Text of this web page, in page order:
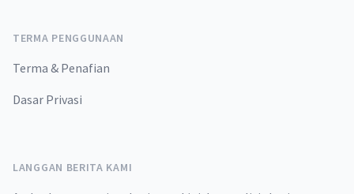
TERMA PENGGUNAAN
Terma & Penafian
Dasar Privasi
LANGGAN BERITA KAMI